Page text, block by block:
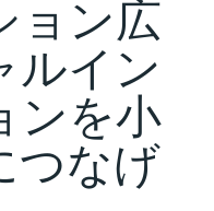
ョン広
ルイン
ンを小
つなげ